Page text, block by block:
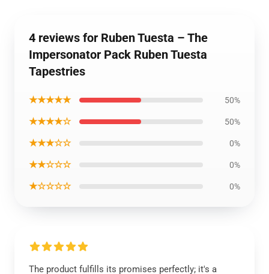
4 reviews for Ruben Tuesta – The
Impersonator Pack Ruben Tuesta
Tapestries
★★★★★ 50%
★★★★☆ 50%
★★★☆☆ 0%
★★☆☆☆ 0%
★☆☆☆☆ 0%
The product fulfills its promises perfectly; it's a